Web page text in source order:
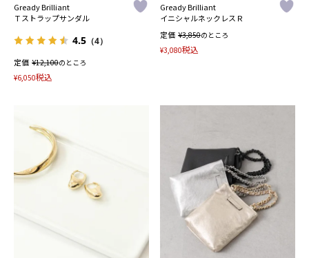
Gready Brilliant
Ｔストラップサンダル
4.5 （4）
定価 ¥12,100のところ
¥6,050税込
Gready Brilliant
イニシャルネックレスＲ
定価 ¥3,850のところ
¥3,080税込